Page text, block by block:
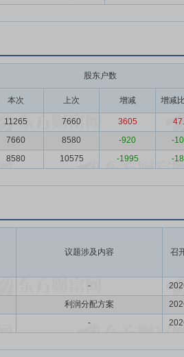
股东户数
本次 上次 增减 增减
11265 7660 3605
7660 8580 -920
-
8580 10575 -1995 -
议题涉及内容 召
-
利润分配方案
-